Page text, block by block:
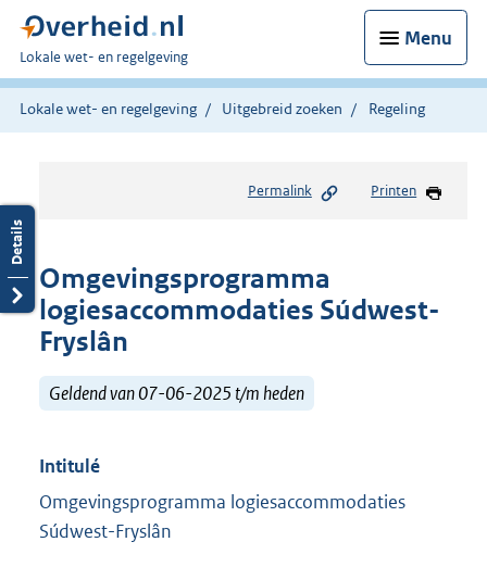
Menu
U
bent
hier:
Lokale wet- en regelgeving
Lokale wet- en regelgeving Uitgebreid zoeken Regeling
Permalink Printen
Omgevingsprogramma
logiesaccommodaties Súdwest-
Fryslân
Geldend van 07-06-2025 t/m heden
Intitulé
Omgevingsprogramma logiesaccommodaties
Súdwest-Fryslân